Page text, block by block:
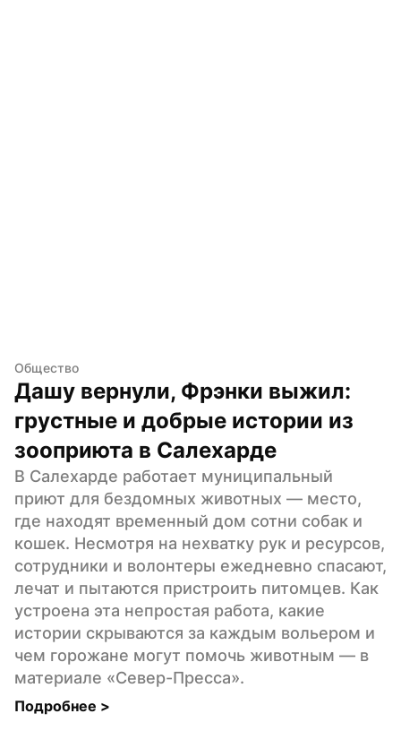
Общество
Дашу вернули, Фрэнки выжил:
грустные и добрые истории из
зооприюта в Салехарде
В Салехарде работает муниципальный
приют для бездомных животных — место,
где находят временный дом сотни собак и
кошек. Несмотря на нехватку рук и ресурсов,
сотрудники и волонтеры ежедневно спасают,
лечат и пытаются пристроить питомцев. Как
устроена эта непростая работа, какие
истории скрываются за каждым вольером и
чем горожане могут помочь животным — в
материале «Север-Пресса».
Подробнее >